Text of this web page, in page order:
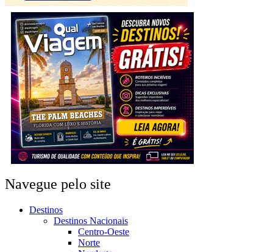
Navegue pelo site
Destinos
Destinos Nacionais
Centro-Oeste
Norte